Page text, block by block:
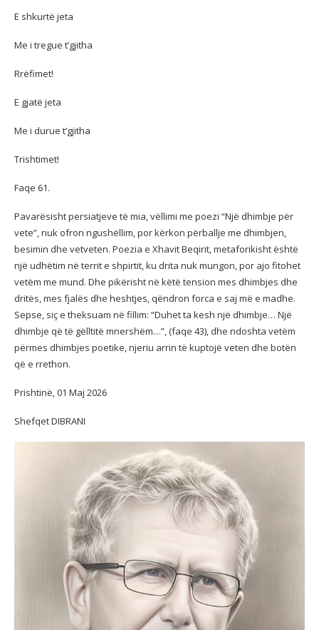
E shkurtë jeta
Me i tregue t’gjitha
Rrëfimet!
E gjatë jeta
Me i durue t’gjitha
Trishtimet!
Faqe 61.
Pavarësisht persiatjeve të mia, vëllimi me poezi “Një dhimbje për
vete”, nuk ofron ngushëllim, por kërkon përballje me dhimbjen,
besimin dhe vetveten. Poezia e Xhavit Beqirit, metaforikisht është
një udhëtim në territ e shpirtit, ku drita nuk mungon, por ajo fitohet
vetëm me mund. Dhe pikërisht në këtë tension mes dhimbjes dhe
dritës, mes fjalës dhe heshtjes, qëndron forca e saj më e madhe.
Sepse, siç e theksuam në fillim: “Duhet ta kesh një dhimbje… Një
dhimbje që të gëlltitë mnershëm…”, (faqe 43), dhe ndoshta vetëm
përmes dhimbjes poetike, njeriu arrin të kuptojë veten dhe botën
që e rrethon.
Prishtinë, 01 Maj 2026
Shefqet DIBRANI